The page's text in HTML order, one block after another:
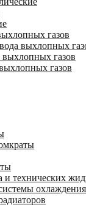
газов
выхлопных
газов
газов
и технических
охлаждения